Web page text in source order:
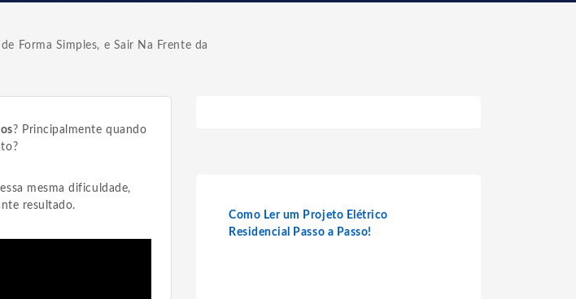
Forma Simples, e Sair Na Frente da
? Principalmente quando
mesma dificuldade,
resultado.
Como Ler um Projeto Elétrico
Residencial Passo a Passo!